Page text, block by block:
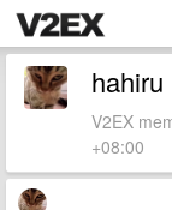
hahiru
V2EX
+08:00